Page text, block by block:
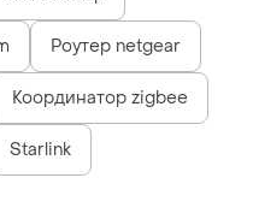
Роутер netgear
Координатор zigbee
Starlink